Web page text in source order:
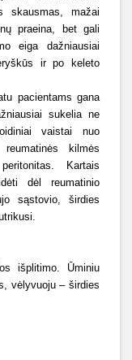
skausmas, mažai
praeina, bet gali
eiga dažniausiai
ir po keleto
pacientams gana
sukelia ne
vaistai nuo
kilmės
Kartais
dėl reumatinio
sąstovio, širdies
išplitimo. Ūminiu
vėlyvuoju – širdies